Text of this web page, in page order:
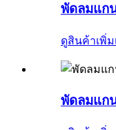
พัดลมแก
ดูสินค้าเพิ่ม
พัดลมแก